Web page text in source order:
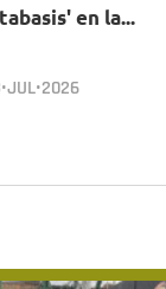
en la...